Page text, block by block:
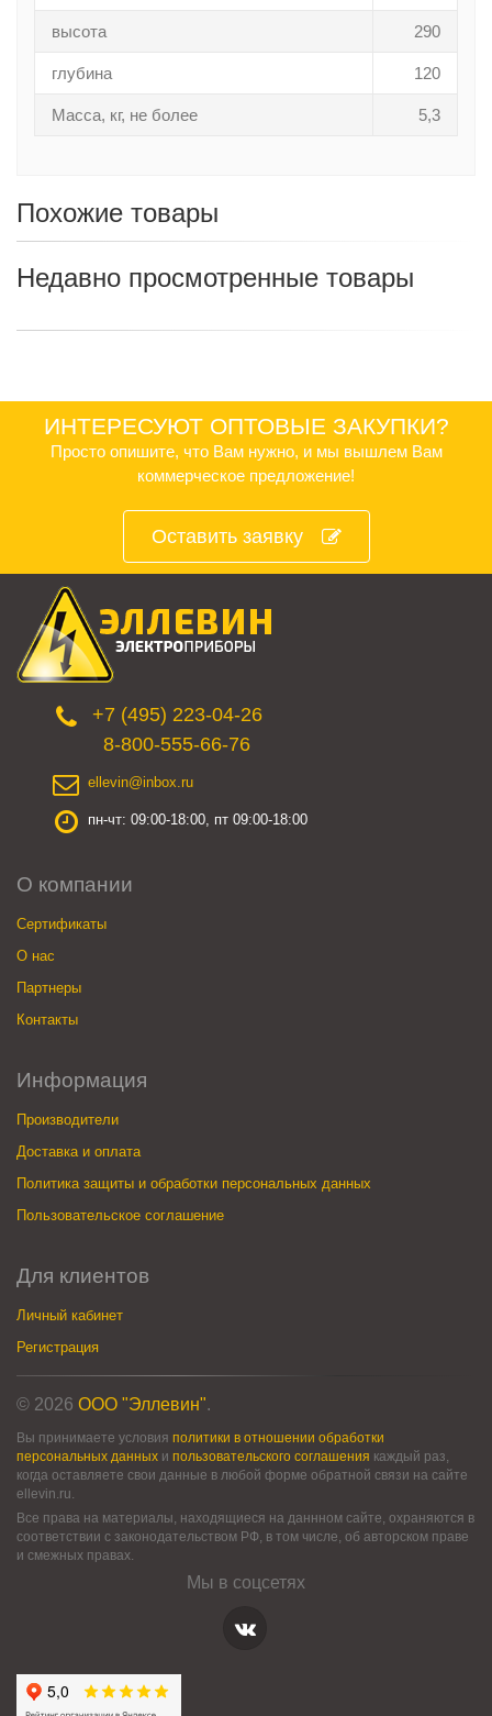
высота 290
глубина 120
Масса, кг, не более 5,3
Похожие товары
Недавно просмотренные товары
ИНТЕРЕСУЮТ ОПТОВЫЕ ЗАКУПКИ?
Просто опишите, что Вам нужно, и мы вышлем Вам
коммерческое предложение!
Оставить заявку
+7 (495) 223-04-26
8-800-555-66-76
ellevin@inbox.ru
пн-чт: 09:00-18:00, пт 09:00-18:00
О компании
Сертификаты
О нас
Партнеры
Контакты
Информация
Производители
Доставка и оплата
Политика защиты и обработки персональных данных
Пользовательское соглашение
Для клиентов
Личный кабинет
Регистрация
© 2026 ООО "Эллевин".
Вы принимаете условия политики в отношении обработки
персональных данных и пользовательского соглашения каждый раз,
когда оставляете свои данные в любой форме обратной связи на сайте
ellevin.ru.
Все права на материалы, находящиеся на даннном сайте, охраняются в
соответствии с законодательством РФ, в том числе, об авторском праве
и смежных правах.
Мы в соцсетях